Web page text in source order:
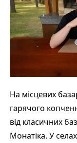
На місцевих
гарячого
від класичних
Монатіка. У